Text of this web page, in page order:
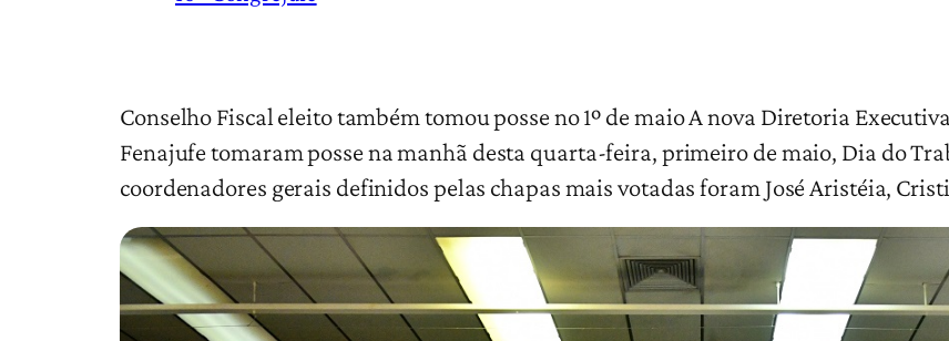
Conselho Fiscal eleito também tomou posse no 1º de maio A nova Diretoria
Fenajufe tomaram posse na manhã desta quarta-feira, primeiro de maio, Dia do
coordenadores gerais definidos pelas chapas mais votadas foram José Aristéia,